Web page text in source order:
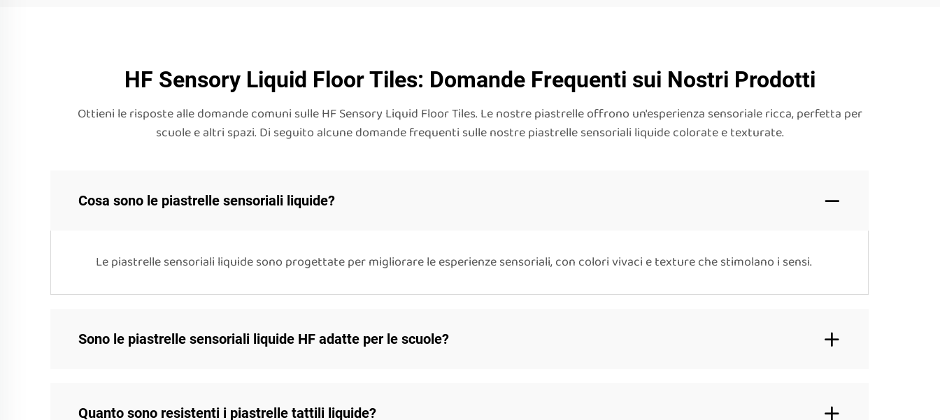
HF Sensory Liquid Floor Tiles: Domande Frequenti sui Nostri Prodotti
Ottieni le risposte alle domande comuni sulle HF Sensory Liquid Floor Tiles. Le nostre piastrelle offrono un'esperienza sensoriale ricca, perfetta per
scuole e altri spazi. Di seguito alcune domande frequenti sulle nostre piastrelle sensoriali liquide colorate e texturate.
Cosa sono le piastrelle sensoriali liquide?
Le piastrelle sensoriali liquide sono progettate per migliorare le esperienze sensoriali, con colori vivaci e texture che stimolano i sensi.
Sono le piastrelle sensoriali liquide HF adatte per le scuole?
Quanto sono resistenti i piastrelle tattili liquide?